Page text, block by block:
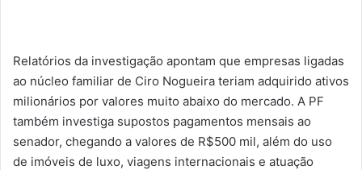
Relatórios da investigação apontam que empresas ligadas
ao núcleo familiar de Ciro Nogueira teriam adquirido ativos
milionários por valores muito abaixo do mercado. A PF
também investiga supostos pagamentos mensais ao
senador, chegando a valores de R$500 mil, além do uso
de imóveis de luxo, viagens internacionais e atuação